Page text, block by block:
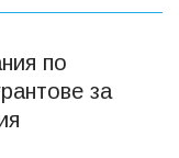
по
за